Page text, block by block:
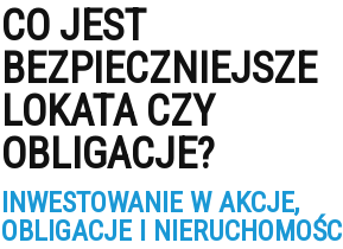
CO JEST
BEZPIECZNIEJSZE
LOKATA CZY
OBLIGACJE?
INWESTOWANIE W AKCJE,
OBLIGACJE I NIERUCHOMOŚCI